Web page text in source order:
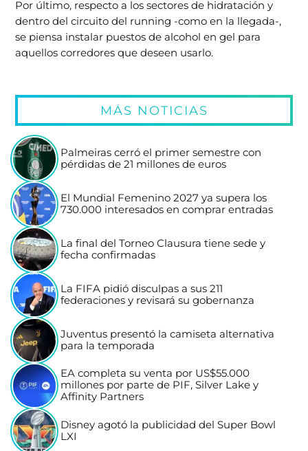
Por último, respecto a los sectores de hidratación y
dentro del circuito del running -como en la llegada-,
se piensa instalar puestos de alcohol en gel para
aquellos corredores que deseen usarlo.
MÁS NOTICIAS
Palmeiras cerró el primer semestre con
pérdidas de 21 millones de euros
El Mundial Femenino 2027 ya supera los
730.000 interesados en comprar entradas
La final del Torneo Clausura tiene sede y
fecha confirmadas
La FIFA pidió disculpas a sus 211
federaciones y revisará su gobernanza
Juventus presentó la camiseta alternativa
para la temporada
EA completa su venta por US$55.000
millones por parte de PIF, Silver Lake y
Affinity Partners
Disney agotó la publicidad del Super Bowl
LXI